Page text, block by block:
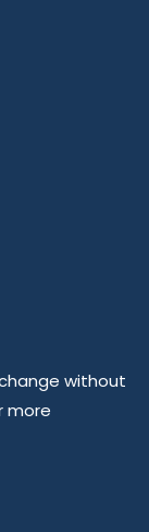
without
more